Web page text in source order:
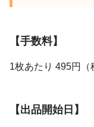
【手数料】
1枚あたり 495円（
【出品開始日】